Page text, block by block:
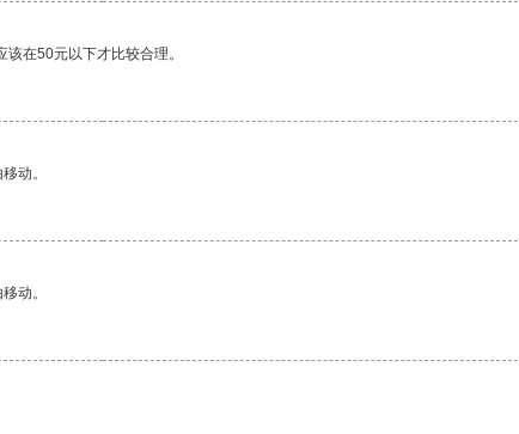
在50元以下才比较合理。
动。
动。